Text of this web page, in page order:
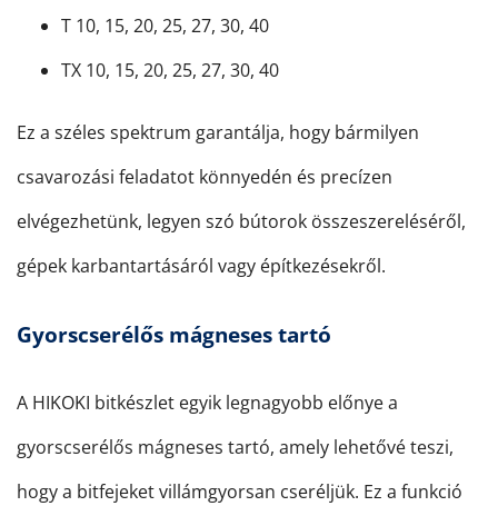
T 10, 15, 20, 25, 27, 30, 40
TX 10, 15, 20, 25, 27, 30, 40
Ez a széles spektrum garantálja, hogy bármilyen
csavarozási feladatot könnyedén és precízen
elvégezhetünk, legyen szó bútorok összeszereléséről,
gépek karbantartásáról vagy építkezésekről.
Gyorscserélős mágneses tartó
A HIKOKI bitkészlet egyik legnagyobb előnye a
gyorscserélős mágneses tartó, amely lehetővé teszi,
hogy a bitfejeket villámgyorsan cseréljük. Ez a funkció